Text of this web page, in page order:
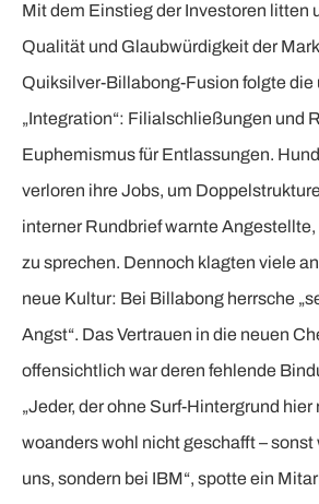
Mit dem Einstieg der Investoren litten
Qualität und Glaubwürdigkeit der
Quiksilver-Billabong-Fusion folgte die
„Integration“: Filialschließungen und
Euphemismus für Entlassungen.
verloren ihre Jobs, um
interner Rundbrief warnte
zu sprechen. Dennoch klagten viele
neue Kultur: Bei Billabong herrsche
Angst“. Das Vertrauen in die neuen
offensichtlich war deren fehlende
„Jeder, der ohne Surf-Hintergrund hier
woanders wohl nicht geschafft – sonst
uns, sondern bei IBM“, spotte ein